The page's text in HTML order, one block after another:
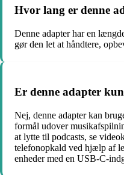
Hvor lang er denne
Denne adapter har en
gør den let at håndtere,
Er denne adapter
Nej, denne adapter kan
formål udover
at lytte til podcasts, se
telefonopkald ved hjælp af
enheder med en USB-C-